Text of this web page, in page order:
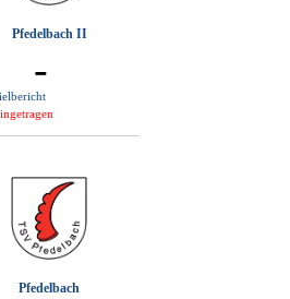
Pfedelbach II
-
Pfedelbach